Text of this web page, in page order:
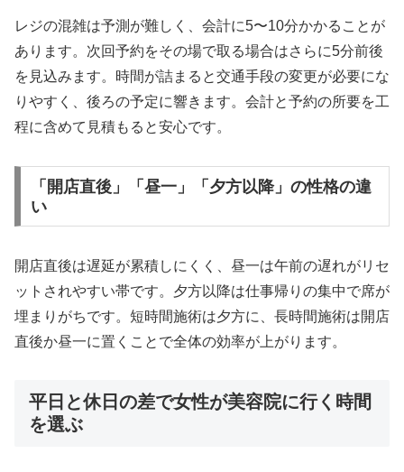
レジの混雑は予測が難しく、会計に5〜10分かかることが
あります。次回予約をその場で取る場合はさらに5分前後
を見込みます。時間が詰まると交通手段の変更が必要にな
りやすく、後ろの予定に響きます。会計と予約の所要を工
程に含めて見積もると安心です。
「開店直後」「昼一」「夕方以降」の性格の違
い
開店直後は遅延が累積しにくく、昼一は午前の遅れがリセ
ットされやすい帯です。夕方以降は仕事帰りの集中で席が
埋まりがちです。短時間施術は夕方に、長時間施術は開店
直後か昼一に置くことで全体の効率が上がります。
平日と休日の差で女性が美容院に行く時間
を選ぶ